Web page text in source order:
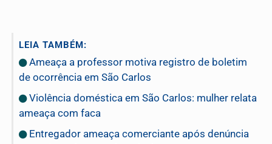
LEIA TAMBÉM:
Ameaça a professor motiva registro de boletim
de ocorrência em São Carlos
Violência doméstica em São Carlos: mulher relata
ameaça com faca
Entregador ameaça comerciante após denúncia